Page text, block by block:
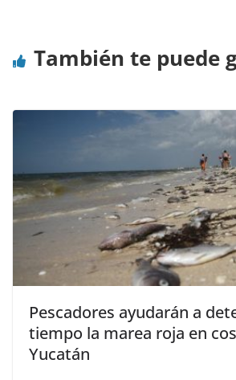
También te puede
Pescadores ayudarán a
tiempo la marea roja en
Yucatán